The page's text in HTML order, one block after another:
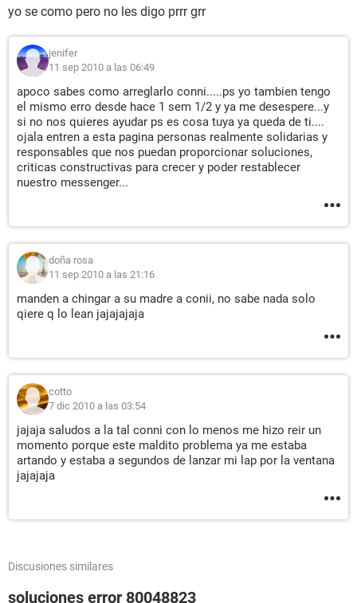
yo se como pero no les digo prrr grr
jenifer
11 sep 2010 a las 06:49
apoco sabes como arreglarlo conni.....ps yo tambien tengo
el mismo erro desde hace 1 sem 1/2 y ya me desespere...y
si no nos quieres ayudar ps es cosa tuya ya queda de ti....
ojala entren a esta pagina personas realmente solidarias y
responsables que nos puedan proporcionar soluciones,
criticas constructivas para crecer y poder restablecer
nuestro messenger...
doña rosa
11 sep 2010 a las 21:16
manden a chingar a su madre a conii, no sabe nada solo
qiere q lo lean jajajajaja
cotto
7 dic 2010 a las 03:54
jajaja saludos a la tal conni con lo menos me hizo reir un
momento porque este maldito problema ya me estaba
artando y estaba a segundos de lanzar mi lap por la ventana
jajajaja
Discusiones similares
soluciones error 80048823